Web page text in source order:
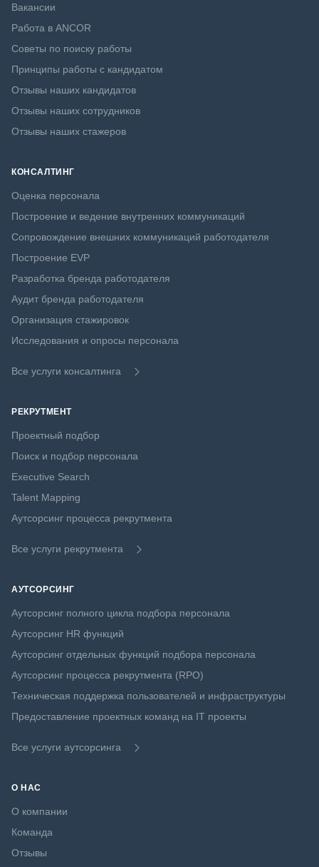
Вакансии
Работа в ANCOR
Советы по поиску работы
Принципы работы с кандидатом
Отзывы наших кандидатов
Отзывы наших сотрудников
Отзывы наших стажеров
КОНСАЛТИНГ
Оценка персонала
Построение и ведение внутренних коммуникаций
Сопровождение внешних коммуникаций работодателя
Построение EVP
Разработка бренда работодателя
Аудит бренда работодателя
Организация стажировок
Исследования и опросы персонала
Все услуги консалтинга
РЕКРУТМЕНТ
Проектный подбор
Поиск и подбор персонала
Executive Search
Talent Mapping
Аутсорсинг процесса рекрутмента
Все услуги рекрутмента
АУТСОРСИНГ
Аутсорсинг полного цикла подбора персонала
Аутсорсинг HR функций
Аутсорсинг отдельных функций подбора персонала
Аутсорсинг процесса рекрутмента (RPO)
Техническая поддержка пользователей и инфраструктуры
Предоставление проектных команд на IT проекты
Все услуги аутсорсинга
О НАС
О компании
Команда
Отзывы